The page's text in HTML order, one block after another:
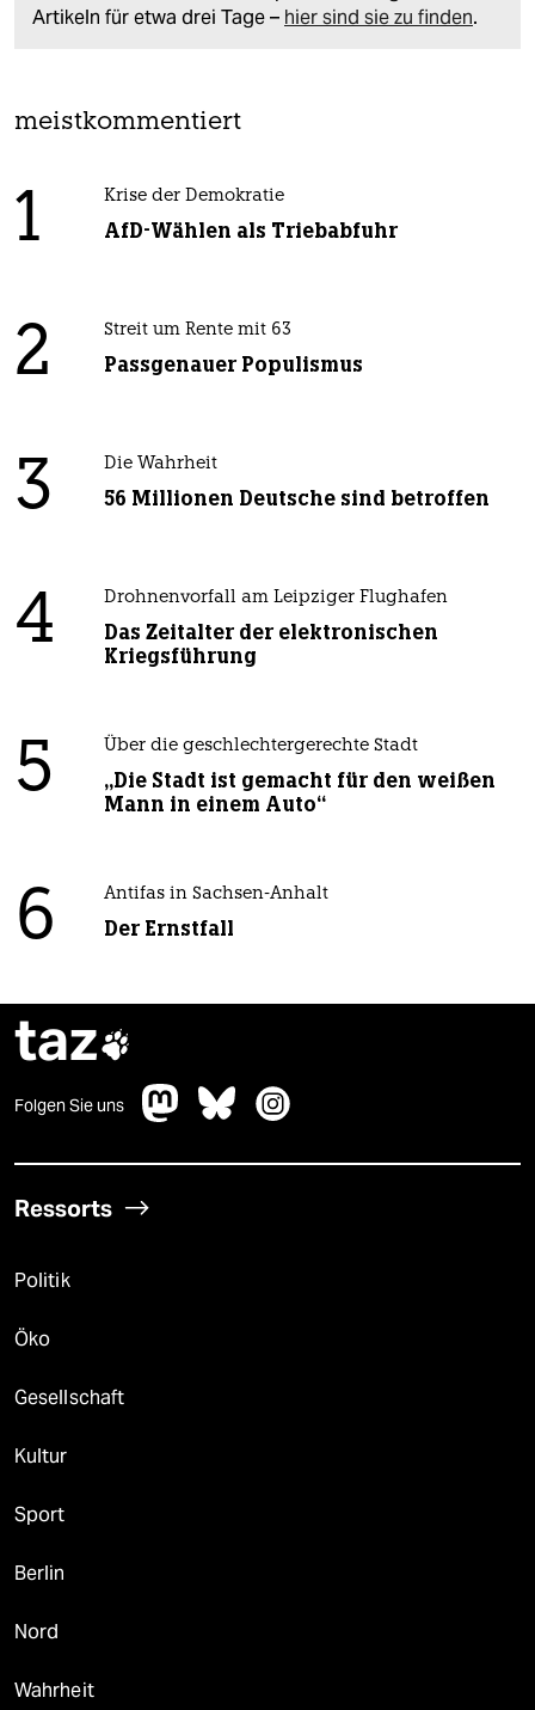
Artikeln für etwa drei Tage – hier sind sie zu finden.
meistkommentiert
1 Krise der Demokratie
AfD-Wählen als Triebabfuhr
2 Streit um Rente mit 63
Passgenauer Populismus
3 Die Wahrheit
56 Millionen Deutsche sind betroffen
4 Drohnenvorfall am Leipziger Flughafen
Das Zeitalter der elektronischen
Kriegsführung
5 Über die geschlechtergerechte Stadt
„Die Stadt ist gemacht für den weißen
Mann in einem Auto“
6 Antifas in Sachsen-Anhalt
Der Ernstfall
taz
Folgen Sie uns
Ressorts
Politik
Öko
Gesellschaft
Kultur
Sport
Berlin
Nord
Wahrheit